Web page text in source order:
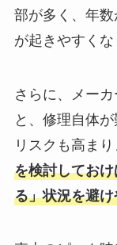
部が多く、年
が起きやすくな
さらに、メー
と、修理自体
リスクも高まり
を検討してお
る」状況を避